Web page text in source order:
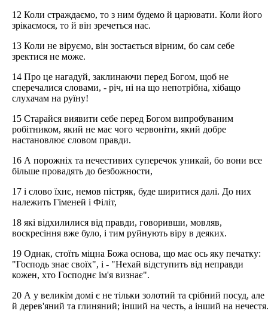
12 Коли страждаємо, то з ним будемо й царювати. Коли його
зрікаємося, то й він зречеться нас.
13 Коли не віруємо, він зостається вірним, бо сам себе
зректися не може.
14 Про це нагадуй, заклинаючи перед Богом, щоб не
сперечалися словами, - річ, ні на що непотрібна, хібащо
слухачам на руїну!
15 Старайся виявити себе перед Богом випробуваним
робітником, який не має чого червоніти, який добре
настановлює словом правди.
16 А порожніх та нечестивих суперечок уникай, бо вони все
більше провадять до безбожности,
17 і слово їхнє, немов пістряк, буде ширитися далі. До них
належить Гіменей і Філіт,
18 які відхилилися від правди, говоривши, мовляв,
воскресіння вже було, і тим руйнують віру в деяких.
19 Однак, стоїть міцна Божа основа, що має ось яку печатку:
"Господь знає своїх", і - "Нехай відступить від неправди
кожен, хто Господнє ім'я визнає".
20 А у великім домі є не тільки золотий та срібний посуд, але
й дерев'яний та глиняний; інший на честь, а інший на нечестя.